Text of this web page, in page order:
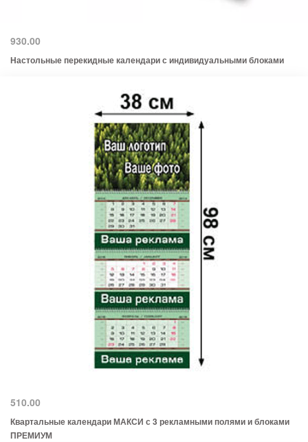
930.00
Настольные перекидные календари с индивидуальными блоками
510.00
Квартальные календари МАКСИ с 3 рекламными полями и блоками
ПРЕМИУМ